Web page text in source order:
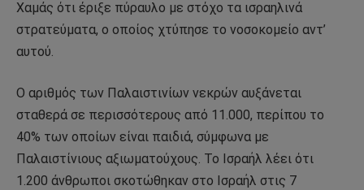
Χαμάς ότι έριξε πύραυλο με στόχο τα ισραηλινά
στρατεύματα, ο οποίος χτύπησε το νοσοκομείο αντ’
αυτού.
Ο αριθμός των Παλαιστινίων νεκρών αυξάνεται
σταθερά σε περισσότερους από 11.000, περίπου το
40% των οποίων είναι παιδιά, σύμφωνα με
Παλαιστίνιους αξιωματούχους. Το Ισραήλ λέει ότι
1.200 άνθρωποι σκοτώθηκαν στο Ισραήλ στις 7